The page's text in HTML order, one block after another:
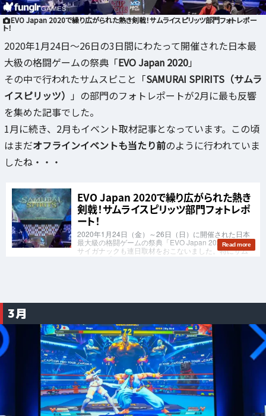
EVO Japan 2020で繰り広がられた熱き剣戟！サムライスピリッツ部門フォトレポー
ト！
2020年1月24日～26日の3日間にわたって開催された日本最
大級の格闘ゲームの祭典「EVO Japan 2020」
その中で行われたサムスピこと「SAMURAI SPIRITS（サムラ
イスピリッツ） 」の部門のフォトレポートが2月に最も反響
を集めた記事でした。
1月に続き、2月もイベント取材記事となっています。この頃
はまだオフラインイベントも当たり前のように行われていま
したね・・・
3月